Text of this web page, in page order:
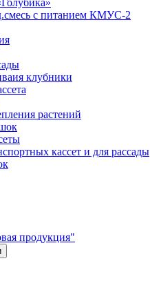
с питанием КМУС-2
клубники
растений
кассет и для рассады
продукция"